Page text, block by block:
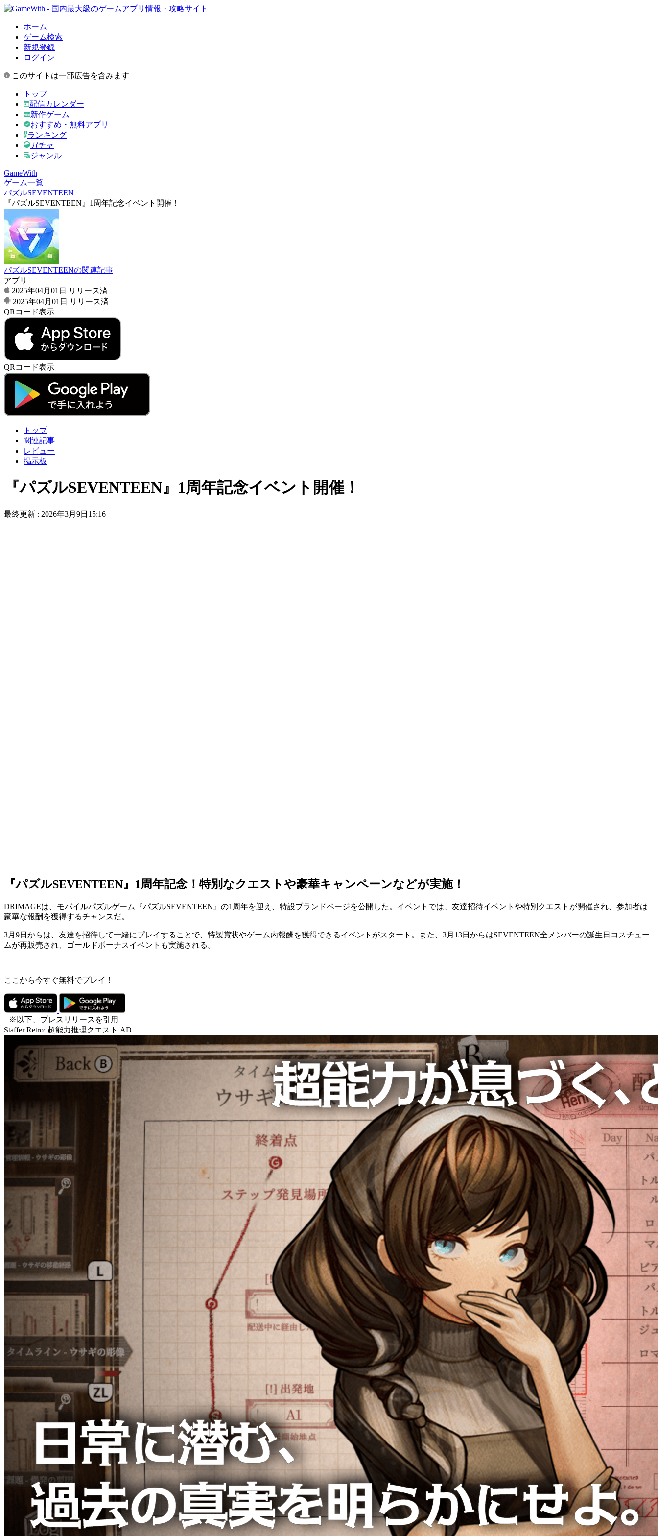
ホーム
ゲーム検索
新規登録
ログイン
このサイトは一部広告を含みます
トップ
配信カレンダー
新作ゲーム
おすすめ・無料アプリ
ランキング
ガチャ
ジャンル
GameWith
ゲーム一覧
パズルSEVENTEEN
『パズルSEVENTEEN』1周年記念イベント開催！
パズルSEVENTEENの関連記事
アプリ
2025年04月01日
リリース済
2025年04月01日
リリース済
QRコード表示
QRコード表示
トップ
関連記事
レビュー
掲示板
『パズルSEVENTEEN』1周年記念イベント開催！
最終更新 : 2026年3月9日15:16
『パズルSEVENTEEN』1周年記念！特別なクエストや豪華キャンペーンなどが実施！
DRIMAGEは、モバイルパズルゲーム『パズルSEVENTEEN』の1周年を迎え、特設ブランドページを公開 した。イベントでは、 友達招待イベントや特別クエストが開催され、参加者は
豪華な報酬を獲得するチャンスだ。
3月9日からは、 友達を招待して一緒にプレイすることで、特製賞状やゲーム内報酬を獲得できるイベント がスタート。また、3月13日からはSEVENTEEN全メンバーの誕生日コスチュー
ムが再販売され、ゴールドボーナスイベントも実施される。
ここから今すぐ無料でプレイ！
※以下、プレスリリースを引用
Staffer Retro: 超能力推理クエスト AD